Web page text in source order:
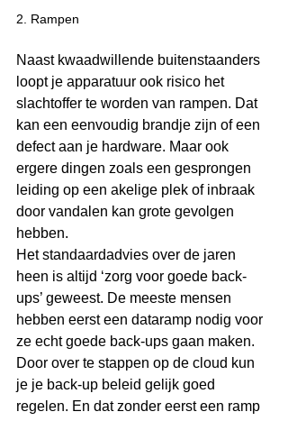
2. Rampen
Naast kwaadwillende buitenstaanders
loopt je apparatuur ook risico het
slachtoffer te worden van rampen. Dat
kan een eenvoudig brandje zijn of een
defect aan je hardware. Maar ook
ergere dingen zoals een gesprongen
leiding op een akelige plek of inbraak
door vandalen kan grote gevolgen
hebben.
Het standaardadvies over de jaren
heen is altijd ‘zorg voor goede back-
ups’ geweest. De meeste mensen
hebben eerst een dataramp nodig voor
ze echt goede back-ups gaan maken.
Door over te stappen op de cloud kun
je je back-up beleid gelijk goed
regelen. En dat zonder eerst een ramp